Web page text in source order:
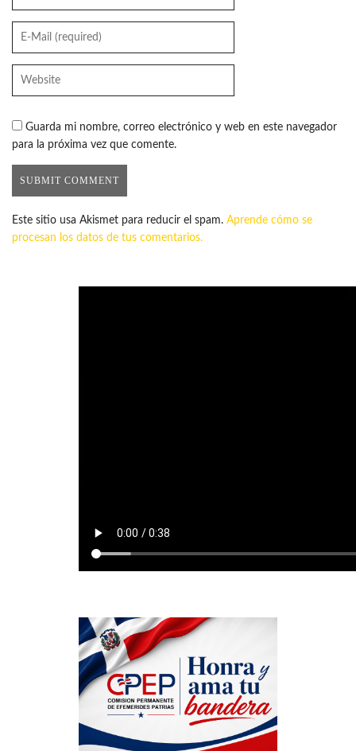
Guarda mi nombre, correo electrónico y web en este navegador
para la próxima vez que comente.
Este sitio usa Akismet para reducir el spam. Aprende cómo se
procesan los datos de tus comentarios.